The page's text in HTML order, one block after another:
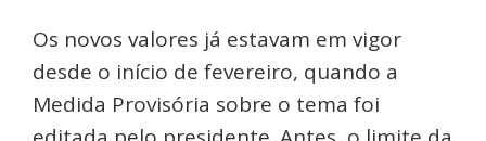
Os novos valores já estavam em vigor
desde o início de fevereiro, quando a
Medida Provisória sobre o tema foi